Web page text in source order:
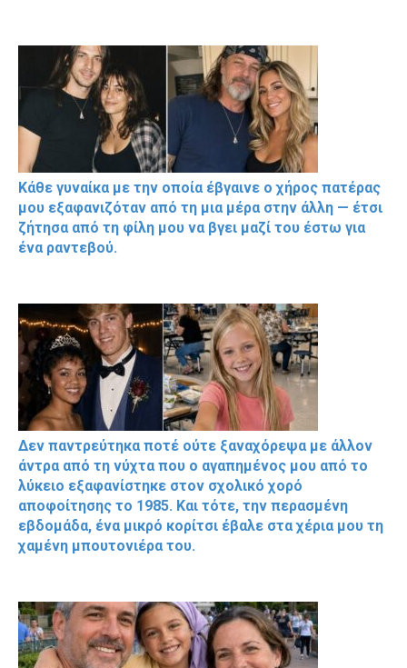
Κάθε γυναίκα με την οποία έβγαινε ο χήρος πατέρας
μου εξαφανιζόταν από τη μια μέρα στην άλλη — έτσι
ζήτησα από τη φίλη μου να βγει μαζί του έστω για
ένα ραντεβού.
Δεν παντρεύτηκα ποτέ ούτε ξαναχόρεψα με άλλον
άντρα από τη νύχτα που ο αγαπημένος μου από το
λύκειο εξαφανίστηκε στον σχολικό χορό
αποφοίτησης το 1985. Και τότε, την περασμένη
εβδομάδα, ένα μικρό κορίτσι έβαλε στα χέρια μου τη
χαμένη μπουτονιέρα του.